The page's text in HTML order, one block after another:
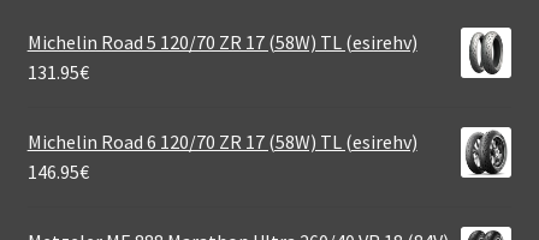
Michelin Road 5 120/70 ZR 17 (58W) TL (esirehv)
131.95€
Michelin Road 6 120/70 ZR 17 (58W) TL (esirehv)
146.95€